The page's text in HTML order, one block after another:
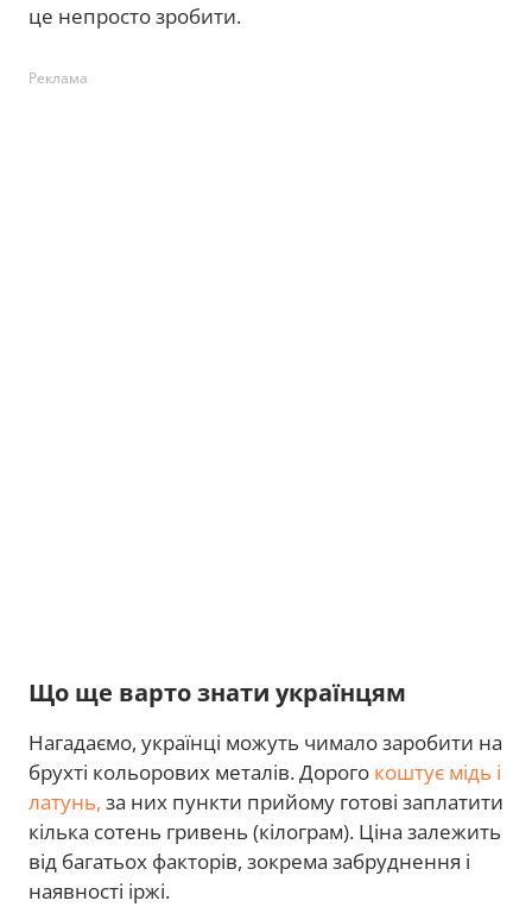
це непросто зробити.
Реклама
Що ще варто знати українцям
Нагадаємо, українці можуть чимало заробити на
брухті кольорових металів. Дорого коштує мідь і
латунь, за них пункти прийому готові заплатити
кілька сотень гривень (кілограм). Ціна залежить
від багатьох факторів, зокрема забруднення і
наявності іржі.